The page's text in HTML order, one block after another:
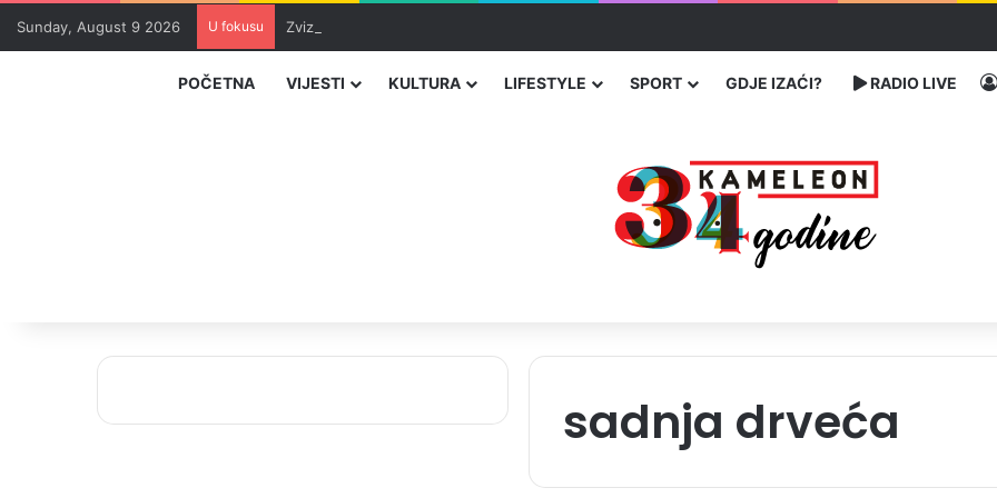
Sunday, August 9 2026 U fokusu Zvizdić, Magazinović i Kojović traže poseban status za Memorijalni centar Srebrenica
POČETNA VIJESTI KULTURA LIFESTYLE SPORT GDJE IZAĆI? RADIO LIVE
sadnja drveća